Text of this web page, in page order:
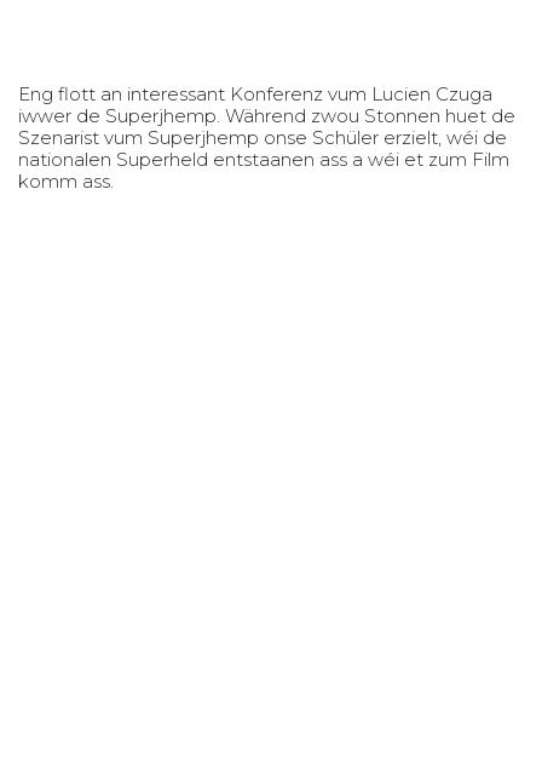
Eng flott an interessant Konferenz vum Lucien Czuga
iwwer de Superjhemp. Während zwou Stonnen huet de
Szenarist vum Superjhemp onse Schüler erzielt, wéi de
nationalen Superheld entstaanen ass a wéi et zum Film
komm ass.